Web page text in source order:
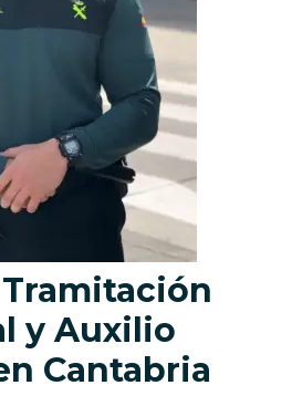
y Auxilio
Cantabria